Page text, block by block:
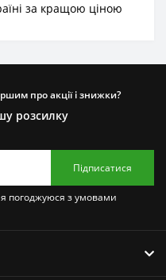
за кращою ціною
про акції і знижки?
розсилку
Підписатися
погоджуюся з умовами